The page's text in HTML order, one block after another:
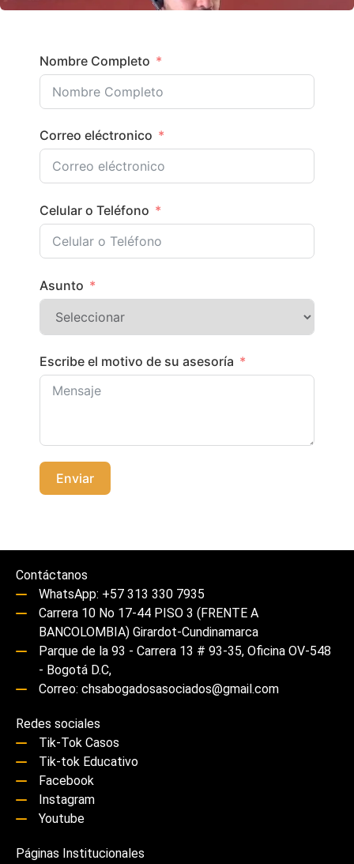
Nombre Completo
Correo eléctronico
Celular o Teléfono
Asunto
Escribe el motivo de su asesoría
Enviar
Contáctanos
WhatsApp: +57 313 330 7935
Carrera 10 No 17-44 PISO 3 (FRENTE A
BANCOLOMBIA) Girardot-Cundinamarca
Parque de la 93 - Carrera 13 # 93-35, Oficina OV-548
- Bogotá D.C,
Correo: chsabogadosasociados@gmail.com
Redes sociales
Tik-Tok Casos
Tik-tok Educativo
Facebook
Instagram
Youtube
Páginas Institucionales